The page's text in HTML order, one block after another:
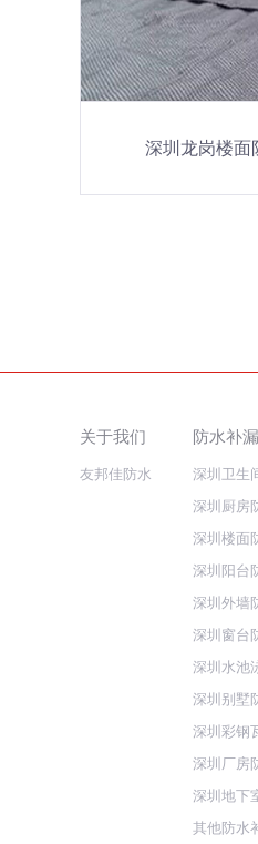
深圳龙岗楼面
关于我们
友邦佳防水
防水补漏
深圳卫生
深圳厨房
深圳楼面
深圳阳台
深圳外墙
深圳窗台
深圳水池
深圳别墅
深圳彩钢
深圳厂房
深圳地下
其他防水